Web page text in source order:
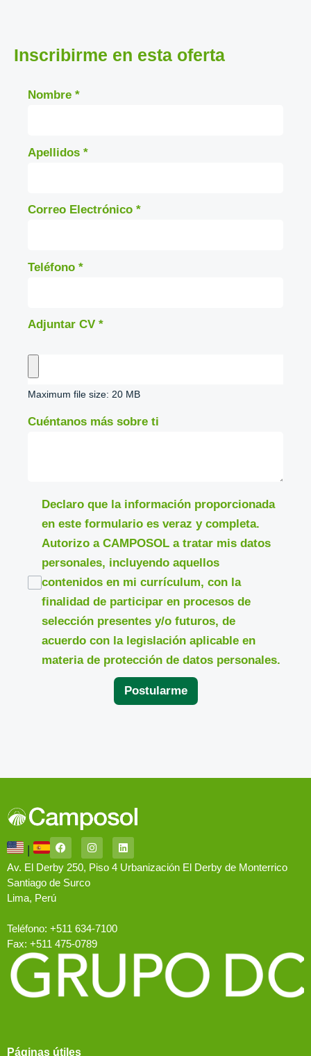
Inscribirme en esta oferta
Nombre *
Apellidos *
Correo Electrónico *
Teléfono *
Adjuntar CV *
Maximum file size: 20 MB
Cuéntanos más sobre ti
Declaro que la información proporcionada
en este formulario es veraz y completa.
Autorizo a CAMPOSOL a tratar mis datos
personales, incluyendo aquellos
contenidos en mi currículum, con la
finalidad de participar en procesos de
selección presentes y/o futuros, de
acuerdo con la legislación aplicable en
materia de protección de datos personales.
Postularme
Av. El Derby 250, Piso 4 Urbanización El Derby de Monterrico
Santiago de Surco
Lima, Perú
Teléfono: +511 634-7100
Fax: +511 475-0789
Páginas útiles